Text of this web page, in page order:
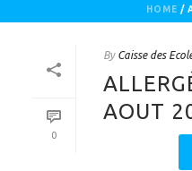
HOME /
0
By Caisse des
AOUT